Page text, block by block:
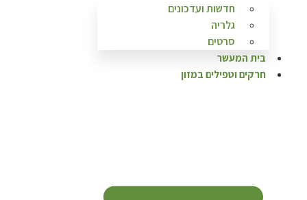
חדשות ועדכונים
גלריה
סרטים
בית המעשר
חרקים וטפילים במזון